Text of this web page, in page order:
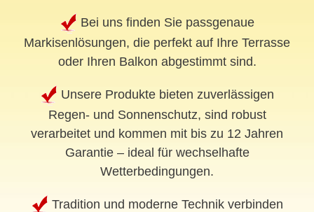
Bei uns finden Sie passgenaue
Markisenlösungen, die perfekt auf Ihre Terrasse
oder Ihren Balkon abgestimmt sind.
Unsere Produkte bieten zuverlässigen
Regen- und Sonnenschutz, sind robust
verarbeitet und kommen mit bis zu 12 Jahren
Garantie – ideal für wechselhafte
Wetterbedingungen.
Tradition und moderne Technik verbinden